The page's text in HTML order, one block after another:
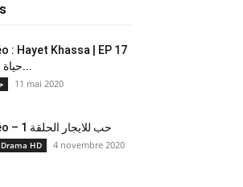
: Hayet Khassa | EP 17
– حياة خاصة...
11 mai 2020
En vidéo – حب للايجار الحلقة 1
HD 4 novembre 2020